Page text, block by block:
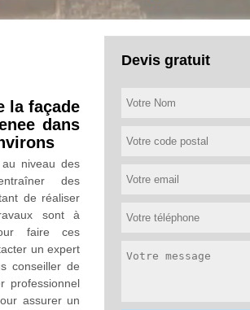
la façade
dans
niveau des
des
de réaliser
sont à
faire ces
un expert
conseiller de
professionnel
assurer un
Devis gratuit